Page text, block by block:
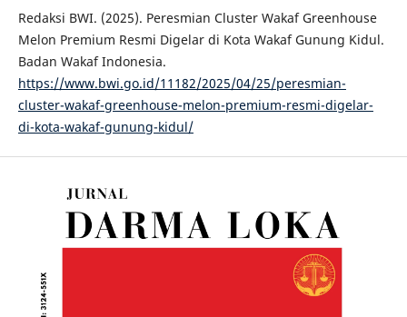
Redaksi BWI. (2025). Peresmian Cluster Wakaf Greenhouse
Melon Premium Resmi Digelar di Kota Wakaf Gunung Kidul.
Badan Wakaf Indonesia.
https://www.bwi.go.id/11182/2025/04/25/peresmian-
cluster-wakaf-greenhouse-melon-premium-resmi-digelar-
di-kota-wakaf-gunung-kidul/